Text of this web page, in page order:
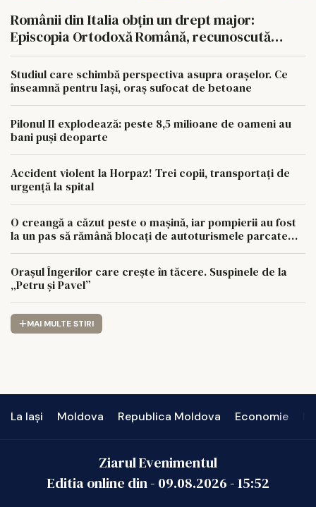
Românii din Italia obțin un drept major:
Episcopia Ortodoxă Română, recunoscută
oficial
Studiul care schimbă perspectiva asupra orașelor. Ce
înseamnă pentru Iași, oraș sufocat de betoane
Pilonul II explodează: peste 8,5 milioane de oameni au
bani puși deoparte
Accident violent la Horpaz! Trei copii, transportați de
urgență la spital
O creangă a căzut peste o mașină, iar pompierii au fost
la un pas să rămână blocați de autoturismele parcate
Orașul Îngerilor care crește în tăcere. Suspinele de la
„Petru și Pavel”
MAI MULTE STIRI
La Iași Moldova Republica Moldova Economie
Ziarul Evenimentul
Editia online din - 09.08.2026-15:52